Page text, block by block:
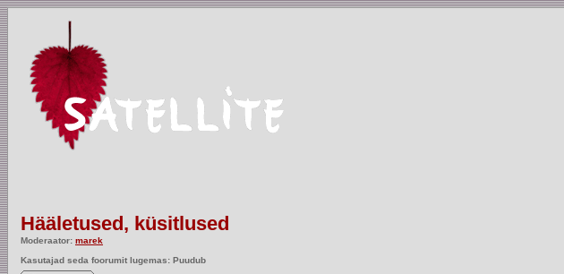
Hääletused, küsitlused
Moderaator: marek
Kasutajad seda foorumit lugemas: Puudub